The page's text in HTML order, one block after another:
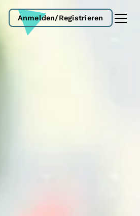
Anmelden/Registrieren